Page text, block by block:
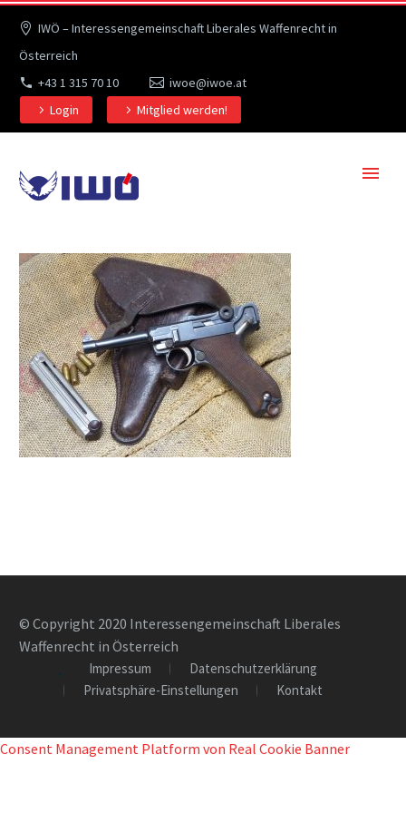
IWÖ – Interessengemeinschaft Liberales Waffenrecht in
Österreich
+43 1 315 70 10
iwoe@iwoe.at
Login
Mitglied werden!
© Copyright 2020 Interessengemeinschaft Liberales
Waffenrecht in Österreich
Impressum
Datenschutzerklärung
Privatsphäre-Einstellungen
Kontakt
Consent Management Platform von Real Cookie Banner